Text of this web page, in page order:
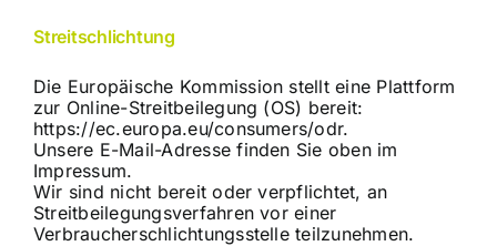
Streitschlichtung
Die Europäische Kommission stellt eine Plattform
zur Online-Streitbeilegung (OS) bereit:
https://ec.europa.eu/consumers/odr.
Unsere E-Mail-Adresse finden Sie oben im
Impressum.
Wir sind nicht bereit oder verpflichtet, an
Streitbeilegungsverfahren vor einer
Verbraucherschlichtungsstelle teilzunehmen.